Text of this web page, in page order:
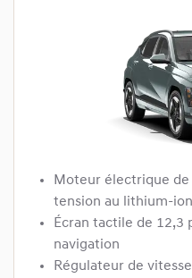
Moteur électrique
tension au lithium-
Écran tactile de 12,3
navigation
Régulateur de